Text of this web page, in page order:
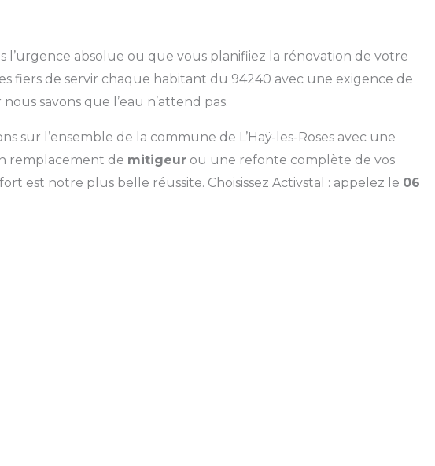
absolue ou que vous planifiiez la rénovation de votre
fiers de servir chaque habitant du 94240 avec une exigence de
nous savons que l’eau n’attend pas.
sur l’ensemble de la commune de L’Haÿ-les-Roses avec une
remplacement de mitigeur ou une refonte complète de vos
est notre plus belle réussite. Choisissez Activstal : appelez le 06